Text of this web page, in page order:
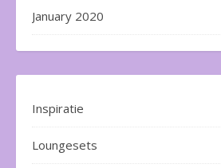
January 2020
Inspiratie
Loungesets